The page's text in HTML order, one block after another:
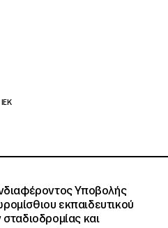
Υποβολής
εκπαιδευτικού
και